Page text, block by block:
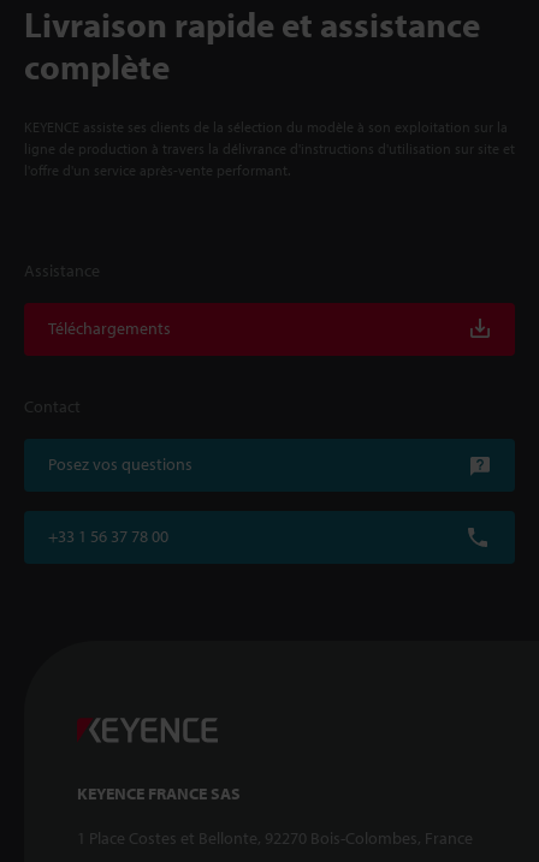
Livraison rapide et assistance
complète
KEYENCE assiste ses clients de la sélection du modèle à son exploitation sur la
ligne de production à travers la délivrance d'instructions d'utilisation sur site et
l'offre d'un service après-vente performant.
Assistance
Téléchargements
Contact
Posez vos questions
+33 1 56 37 78 00
KEYENCE FRANCE SAS
1 Place Costes et Bellonte, 92270 Bois-Colombes, France